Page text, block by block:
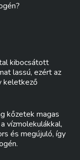
kibocsátott
lassú, ezért az
keletkező
kőzetek magas
vízmolekulákkal,
és megújuló, így